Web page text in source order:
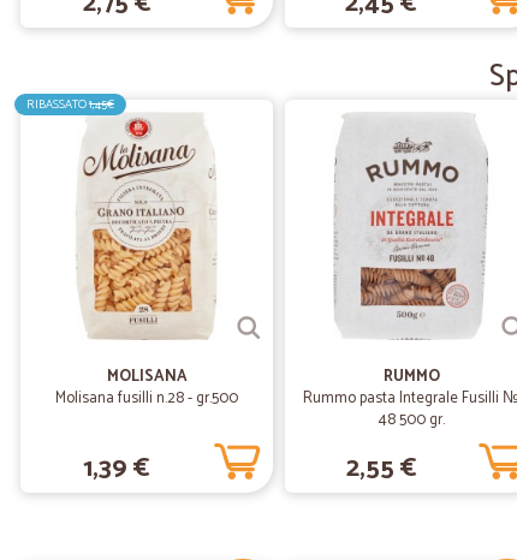
RIBASSATO1,45€
MOLISANA
Molisana fusilli n.28 - gr.500
1,39 €
RUMMO
Rummo pasta Integrale Fusilli
48 500 gr.
2,55 €